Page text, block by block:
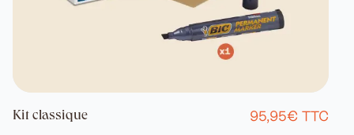
Kit classique 95,95€ TTC